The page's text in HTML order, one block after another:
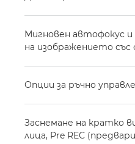
Мигновен автофокус
на изображението със
Опции за ръчно
Заснемане на кратко
лица, Pre REC